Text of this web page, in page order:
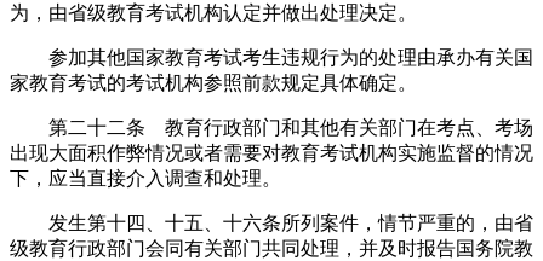
为，由省级教育考试机构认定并做出处理决定。
参加其他国家教育考试考生违规行为的处理由承办有关国
家教育考试的考试机构参照前款规定具体确定。
第二十二条 教育行政部门和其他有关部门在考点、考场
出现大面积作弊情况或者需要对教育考试机构实施监督的情况
下，应当直接介入调查和处理。
发生第十四、十五、十六条所列案件，情节严重的，由省
级教育行政部门会同有关部门共同处理，并及时报告国务院教